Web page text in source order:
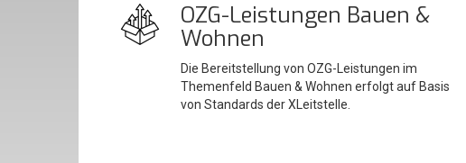
OZG-Leistungen Bauen &
Wohnen
Die Bereitstellung von OZG-Leistungen im
Themenfeld Bauen & Wohnen erfolgt auf Basis
von Standards der XLeitstelle.